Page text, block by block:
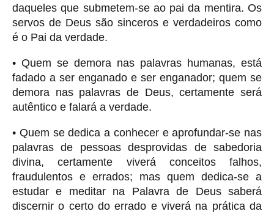
daqueles que submetem-se ao pai da mentira. Os
servos de Deus são sinceros e verdadeiros como
é o Pai da verdade.
• Quem se demora nas palavras humanas, está
fadado a ser enganado e ser enganador; quem se
demora nas palavras de Deus, certamente será
autêntico e falará a verdade.
• Quem se dedica a conhecer e aprofundar-se nas
palavras de pessoas desprovidas de sabedoria
divina, certamente viverá conceitos falhos,
fraudulentos e errados; mas quem dedica-se a
estudar e meditar na Palavra de Deus saberá
discernir o certo do errado e viverá na prática da